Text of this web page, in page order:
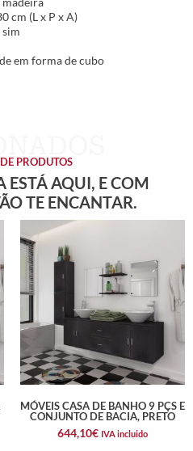
cm (L x P x A)
em forma de cubo
PRODUTOS
ESTÁ AQUI, E COM
TE ENCANTAR.
MÓVEIS CASA DE BANHO 9 PÇS E
CONJUNTO DE BACIA, PRETO
644,10€ IVA incluido